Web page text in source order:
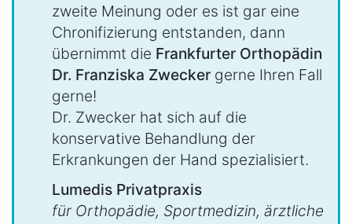
zweite Meinung oder es ist gar eine
Chronifizierung entstanden, dann
übernimmt die Frankfurter Orthopädin
Dr. Franziska Zwecker gerne Ihren Fall
gerne!
Dr. Zwecker hat sich auf die
konservative Behandlung der
Erkrankungen der Hand spezialisiert.
Lumedis Privatpraxis
für Orthopädie, Sportmedizin, ärztliche